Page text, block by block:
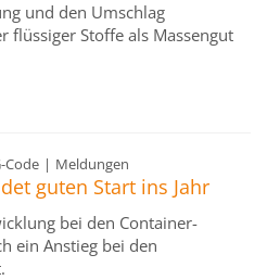
und den Umschlag
flüssiger Stoffe als Massengut
Code | Meldungen
guten Start ins Jahr
bei den Container-
ein Anstieg bei den